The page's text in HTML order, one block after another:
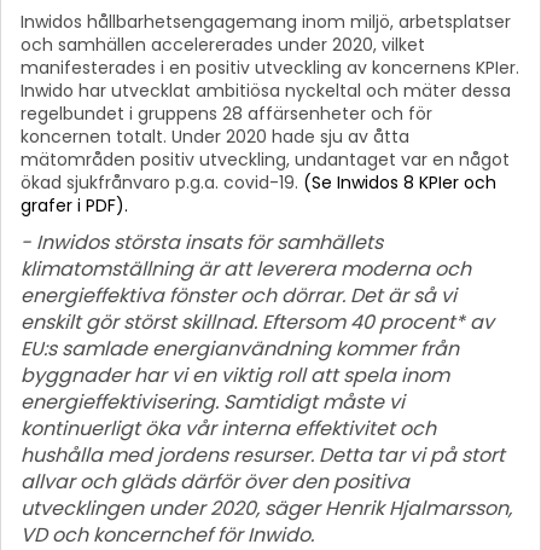
Inwidos hållbarhetsengagemang inom miljö, arbetsplatser
och samhällen accelererades under 2020, vilket
manifesterades i en positiv utveckling av koncernens KPIer.
Inwido har utvecklat ambitiösa nyckeltal och mäter dessa
regelbundet i gruppens 28 affärsenheter och för
koncernen totalt. Under 2020 hade sju av åtta
mätområden positiv utveckling, undantaget var en något
ökad sjukfrånvaro p.g.a. covid-19. (Se Inwidos 8 KPIer och
grafer i PDF).
- Inwidos största insats för samhällets
klimatomställning är att leverera moderna och
energieffektiva fönster och dörrar. Det är så vi
enskilt gör störst skillnad. Eftersom 40 procent* av
EU:s samlade energianvändning kommer från
byggnader har vi en viktig roll att spela inom
energieffektivisering. Samtidigt måste vi
kontinuerligt öka vår interna effektivitet och
hushålla med jordens resurser. Detta tar vi på stort
allvar och gläds därför över den positiva
utvecklingen under 2020, säger Henrik Hjalmarsson,
VD och koncernchef för Inwido.